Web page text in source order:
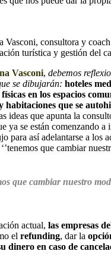
Vasconi, consultora y
turística y gestión del
Vasconi, debemos
se dibujarán: hoteles
en los espacios
habitaciones que se
ideas que apunta la
ya se están comenzando a
para así adelantarse a los
que cambiar
que cambiar nuestro
actual, las empresas
el refunding, dar la
dinero en caso de